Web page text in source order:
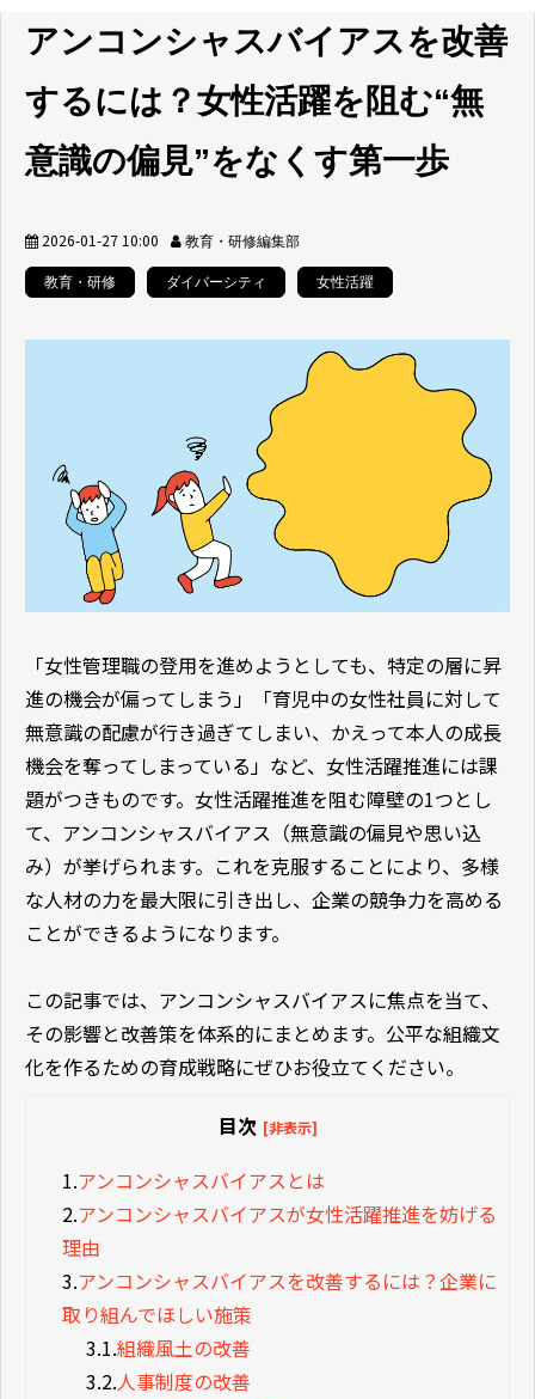
アンコンシャスバイアスを改善
するには？女性活躍を阻む“無
意識の偏見”をなくす第一歩
2026-01-27 10:00 教育・研修編集部
教育・研修 ダイバーシティ 女性活躍
「女性管理職の登用を進めようとしても、特定の層に昇
進の機会が偏ってしまう」「育児中の女性社員に対して
無意識の配慮が行き過ぎてしまい、かえって本人の成長
機会を奪ってしまっている」など、女性活躍推進には課
題がつきものです。女性活躍推進を阻む障壁の1つとし
て、アンコンシャスバイアス（無意識の偏見や思い込
み）が挙げられます。これを克服することにより、多様
な人材の力を最大限に引き出し、企業の競争力を高める
ことができるようになります。
この記事では、アンコンシャスバイアスに焦点を当て、
その影響と改善策を体系的にまとめます。公平な組織文
化を作るための育成戦略にぜひお役立てください。
目次 [非表示]
1.アンコンシャスバイアスとは
2.アンコンシャスバイアスが女性活躍推進を妨げる
理由
3.アンコンシャスバイアスを改善するには？企業に
取り組んでほしい施策
3.1.組織風土の改善
3.2.人事制度の改善